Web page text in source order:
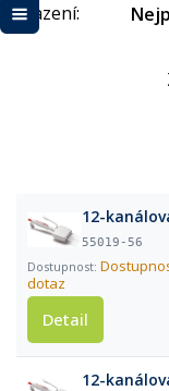
Řazení:
12-
55019-56
dotaz
Detail
12-